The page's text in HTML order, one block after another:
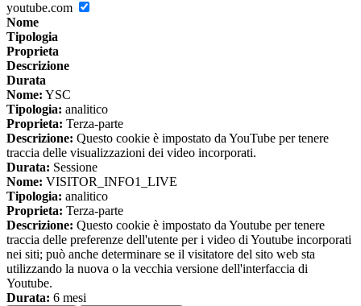
youtube.com
Nome
Tipologia
Proprieta
Descrizione
Durata
Nome: YSC
Tipologia: analitico
Proprieta: Terza-parte
Descrizione: Questo cookie è impostato da YouTube per tenere
traccia delle visualizzazioni dei video incorporati.
Durata: Sessione
Nome: VISITOR_INFO1_LIVE
Tipologia: analitico
Proprieta: Terza-parte
Descrizione: Questo cookie è impostato da Youtube per tenere
traccia delle preferenze dell'utente per i video di Youtube incorporati
nei siti; può anche determinare se il visitatore del sito web sta
utilizzando la nuova o la vecchia versione dell'interfaccia di
Youtube.
Durata: 6 mesi